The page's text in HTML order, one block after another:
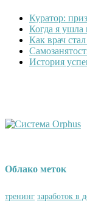
Куратор:
Когда я
Как врач
История
Облако меток
тренинг заработок в